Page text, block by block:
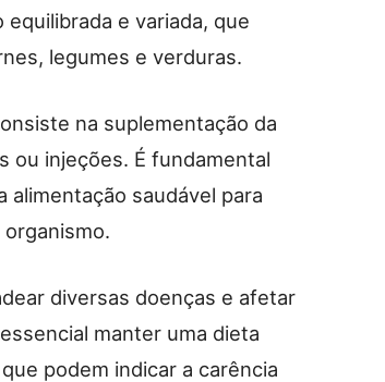
e variada, que
legumes e verduras.
na suplementação da
ou injeções. É fundamental
alimentação saudável para
diversas doenças e afetar
manter uma dieta
podem indicar a carência